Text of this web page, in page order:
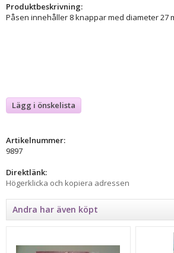
Produktbeskrivning:
Påsen innehåller 8 knappar med diameter 27
Lägg i önskelista
Artikelnummer:
9897
Direktlänk:
Högerklicka och kopiera adressen
Andra har även köpt